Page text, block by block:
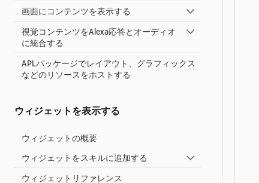
画面にコンテンツを表示する
視覚コンテンツをAlexa応答とオーディオ
に統合する
APLパッケージでレイアウト、グラフィックス
などのリソースをホストする
ウィジェットを表示する
ウィジェットの概要
ウィジェットをスキルに追加する
ウィジェットリファレンス